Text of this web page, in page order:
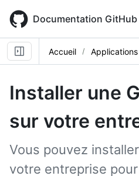
main
content
Documentation GitHub
Accueil Applications
Installer une
sur votre
Vous pouvez
votre entreprise